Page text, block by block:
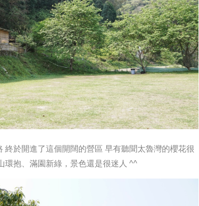
終於開進了這個開闊的營區 早有聽聞太魯灣的櫻花很
環抱、滿園新綠，景色還是很迷人 ^^